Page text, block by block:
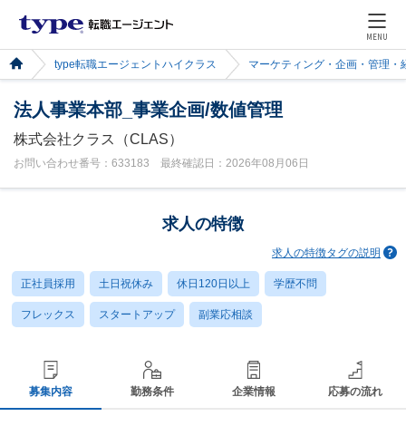
MENU
type転職エージェントハイクラス マーケティング・企画・管理・
法人事業本部_事業企画/数値管理
株式会社クラス（CLAS）
お問い合わせ番号：633183 最終確認日：2026年08月06日
求人の特徴
求人の特徴タグの説明
正社員採用 土日祝休み 休日120日以上 学歴不問
フレックス スタートアップ 副業応相談
募集内容 勤務条件 企業情報 応募の流れ